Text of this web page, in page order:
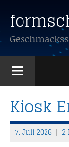
Inhalt
springen
Kiosk
7. Juli 2026
T
2